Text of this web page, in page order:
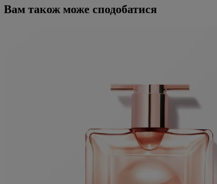
Вам також може сподобатися